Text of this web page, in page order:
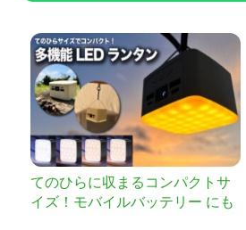
てのひらに収まるコンパクトサ
イズ！モバイルバッテリー にも